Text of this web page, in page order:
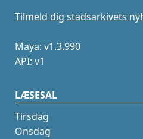
Tilmeld dig stadsarkivets
Maya: v1.3.990
API: v1
LÆSESAL
Tirsdag
Onsdag